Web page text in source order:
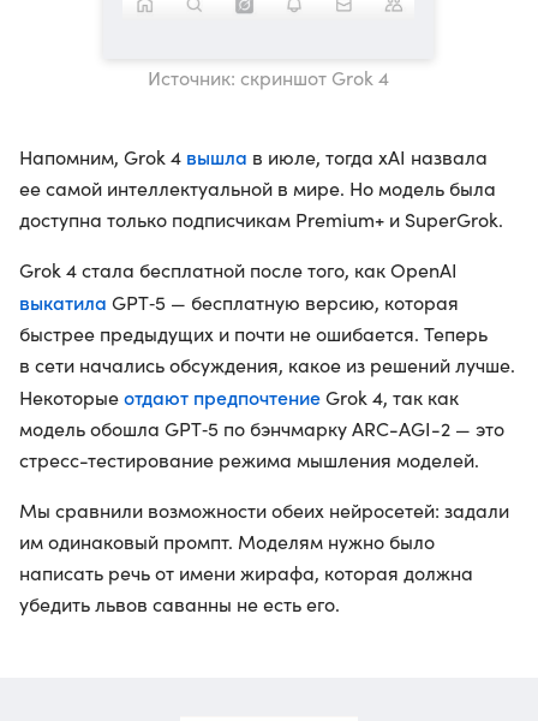
Источник: скриншот Grok 4
Напомним, Grok 4 вышла в июле, тогда xAI назвала
ее самой интеллектуальной в мире. Но модель была
доступна только подписчикам Premium+ и SuperGrok.
Grok 4 стала бесплатной после того, как OpenAI
выкатила GPT‑5 — бесплатную версию, которая
быстрее предыдущих и почти не ошибается. Теперь
в сети начались обсуждения, какое из решений лучше.
Некоторыеотдают предпочтениеGrok 4, так как
модель обошла GPT‑5 по бэнчмарку ARC-AGI-2 — это
стресс-тестирование режима мышления моделей.
Мы сравнили возможности обеих нейросетей: задали
им одинаковый промпт. Моделям нужно было
написать речь от имени жирафа, которая должна
убедить львов саванны не есть его.